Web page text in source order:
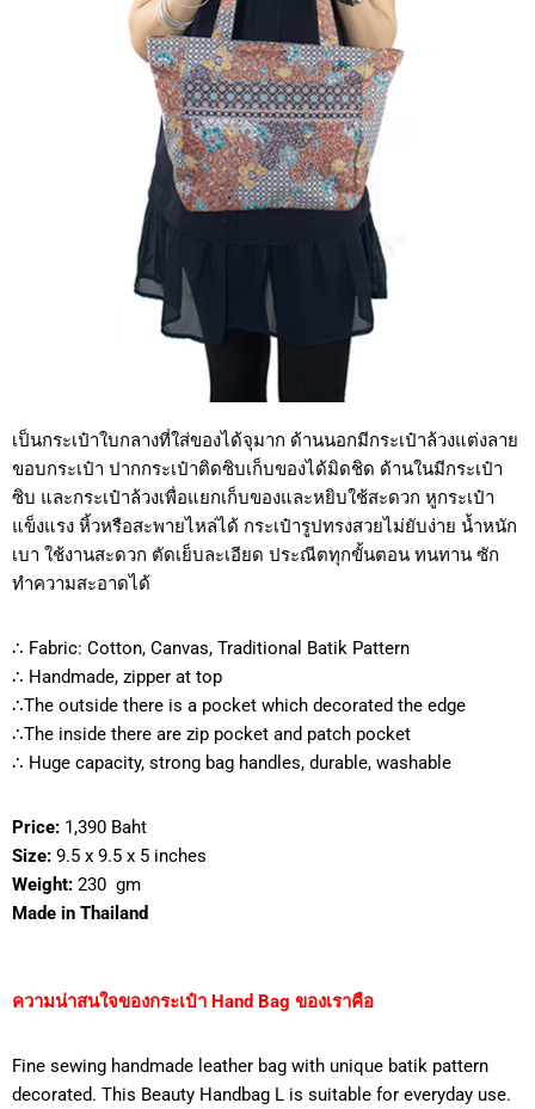
เป็นกระเป๋าใบกลางที่ใส่ของได้จุมาก ด้านนอกมีกระเป๋าล้วงแต่งลาย
ขอบกระเป๋า ปากกระเป๋าติดซิบเก็บของได้มิดชิด ด้านในมีกระเป๋า
ซิบ และกระเป๋าล้วงเพื่อแยกเก็บของและหยิบใช้สะดวก หูกระเป๋า
แข็งแรง หิ้วหรือสะพายไหล่ได้ กระเป๋ารูปทรงสวยไม่ยับง่าย น้ำหนัก
เบา ใช้งานสะดวก ตัดเย็บละเอียด ประณีตทุกขั้นตอน ทนทาน ซัก
ทำความสะอาดได้
∴ Fabric: Cotton, Canvas, Traditional Batik Pattern
∴ Handmade, zipper at top
∴The outside there is a pocket which decorated the edge
∴The inside there are zip pocket and patch pocket
∴ Huge capacity, strong bag handles, durable, washable
Price: 1,390 Baht
Size: 9.5 x 9.5 x 5 inches
Weight: 230 gm
Made in Thailand
ความน่าสนใจของกระเป๋า Hand Bag ของเราคือ
Fine sewing handmade leather bag with unique batik pattern
decorated. This Beauty Handbag L is suitable for everyday use.